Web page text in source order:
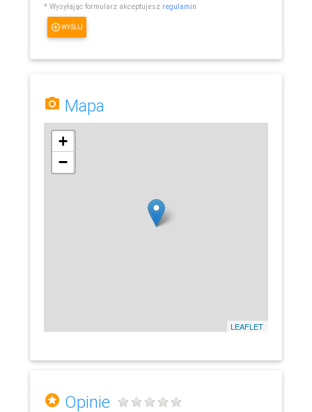
* Wysyłając formularz akceptujesz regulamin
WYŚLIJ
Mapa
+
−
LEAFLET
Opinie